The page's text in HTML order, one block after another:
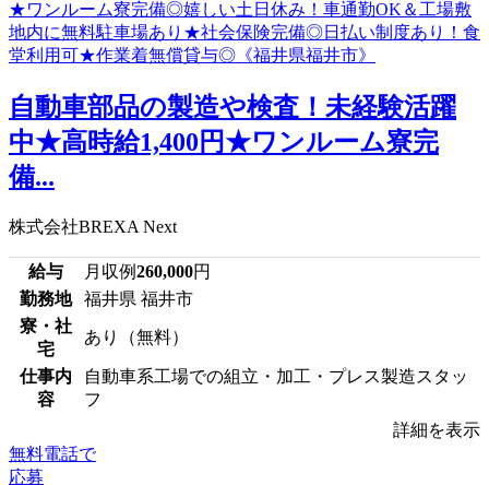
自動車部品の製造や検査！未経験活躍
中★高時給1,400円★ワンルーム寮完
備...
株式会社BREXA Next
給与 月収例260,000円
勤務地
福井県 福井市
寮・社
宅
あり（無料）
仕事内
容
自動車系工場での組立・加工・プレス製造スタッ
フ
詳細を表示
無料電話で
応募